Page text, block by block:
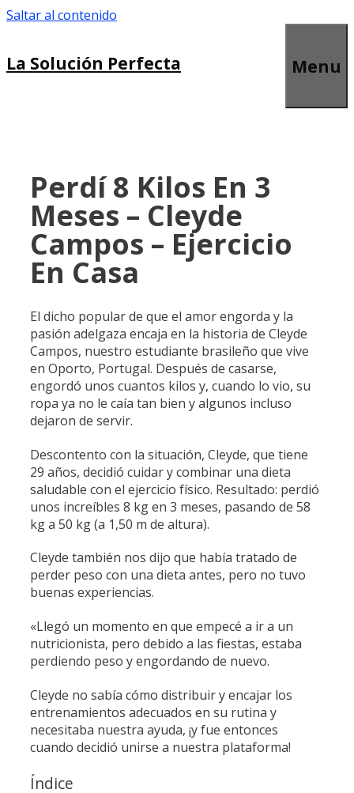
Saltar al contenido
La Solución Perfecta Menu
Perdí 8 Kilos En 3
Meses – Cleyde
Campos – Ejercicio
En Casa
El dicho popular de que el amor engorda y la
pasión adelgaza encaja en la historia de Cleyde
Campos, nuestro estudiante brasileño que vive
en Oporto, Portugal. Después de casarse,
engordó unos cuantos kilos y, cuando lo vio, su
ropa ya no le caía tan bien y algunos incluso
dejaron de servir.
Descontento con la situación, Cleyde, que tiene
29 años, decidió cuidar y combinar una dieta
saludable con el ejercicio físico. Resultado: perdió
unos increíbles 8 kg en 3 meses, pasando de 58
kg a 50 kg (a 1,50 m de altura).
Cleyde también nos dijo que había tratado de
perder peso con una dieta antes, pero no tuvo
buenas experiencias.
«Llegó un momento en que empecé a ir a un
nutricionista, pero debido a las fiestas, estaba
perdiendo peso y engordando de nuevo.
Cleyde no sabía cómo distribuir y encajar los
entrenamientos adecuados en su rutina y
necesitaba nuestra ayuda, ¡y fue entonces
cuando decidió unirse a nuestra plataforma!
Índice